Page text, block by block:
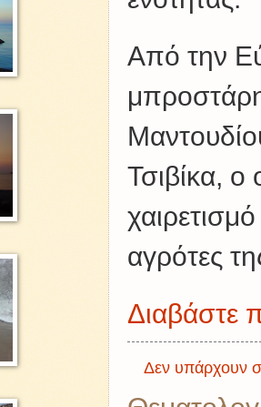
Από την
Τσιβίκα, ο
αγρότες
Διαβάστε
Δεν υπάρχουν